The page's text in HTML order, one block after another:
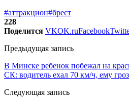
#аттракцион#брест
228
Поделится VKOK.ruFacebook
Предыдущая запись
В Минске ребенок побежал на
СК: водитель ехал 70 км/ч, ему
Следующая запись